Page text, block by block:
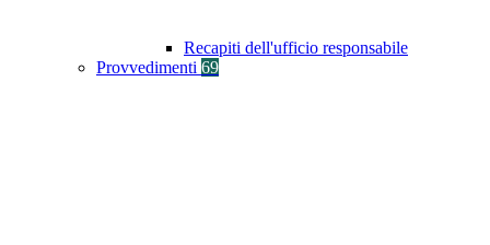
Recapiti dell'ufficio responsabile
Provvedimenti 69